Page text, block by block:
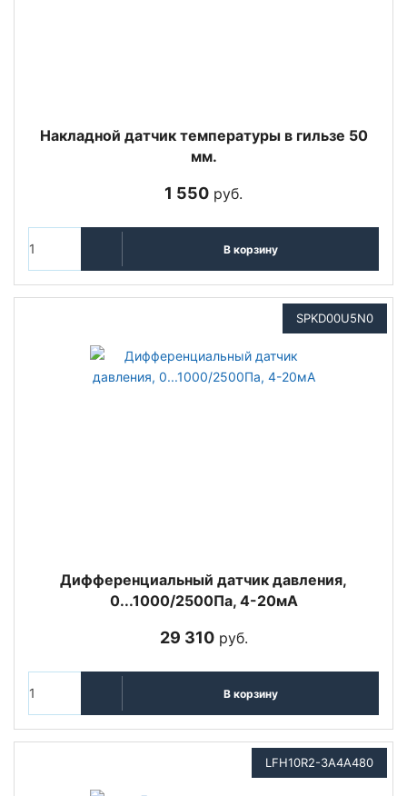
Накладной датчик температуры в гильзе 50
мм.
1 550 руб.
В корзину
SPKD00U5N0
Дифференциальный датчик давления,
0...1000/2500Па, 4-20мА
29 310руб.
В корзину
LFH10R2-3A4A480